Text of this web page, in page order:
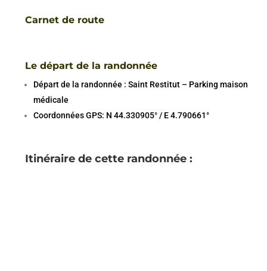
Carnet de route
Le départ de la randonnée
Départ de la randonnée : Saint Restitut – Parking maison
médicale
Coordonnées GPS: N 44.330905° / E 4.790661°
Itinéraire de cette randonnée :